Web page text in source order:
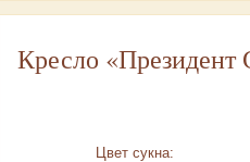
Кресло «Президент
Цвет сукна: